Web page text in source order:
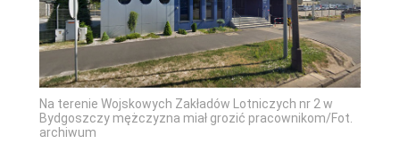
Na terenie Wojskowych Zakładów Lotniczych nr 2 w
Bydgoszczy mężczyzna miał grozić pracownikom/Fot.
archiwum